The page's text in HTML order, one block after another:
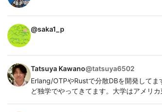
@saka1_p
Tatsuya Kawano@tatsuya6502
Erlang/OTPやRustで分散DBを開発して
ど独学でやってきてます。大学はアメリ